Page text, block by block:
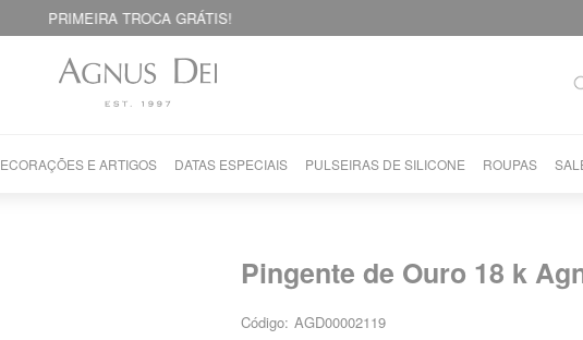
PRIMEIRA TROCA GRÁTIS!
DECORAÇÕES E ARTIGOS DATAS ESPECIAIS PULSEIRAS DE SILICONE ROUPAS
Pingente de Ouro 18 k
Código: AGD00002119